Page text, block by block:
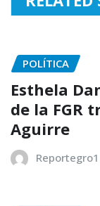
POLÍTICA
Esthela
de la FGR
Aguirre
Reportegro1